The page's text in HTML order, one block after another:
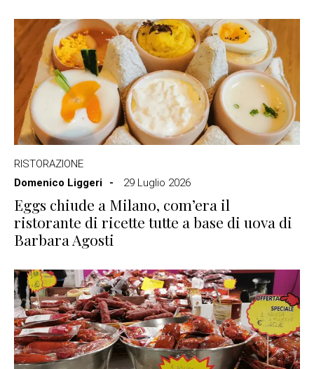
RISTORAZIONE
Domenico Liggeri
29 Luglio 2026
Eggs chiude a Milano, com’era il
ristorante di ricette tutte a base di uova di
Barbara Agosti